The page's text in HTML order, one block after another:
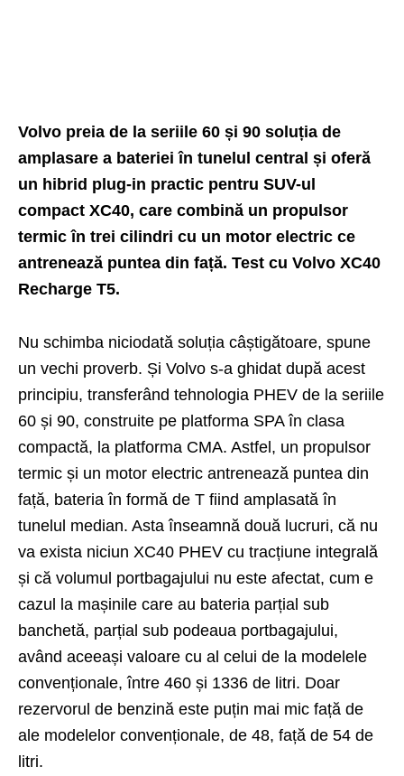
Volvo preia de la seriile 60 și 90 soluția de
amplasare a bateriei în tunelul central și oferă
un hibrid plug-in practic pentru SUV-ul
compact XC40, care combină un propulsor
termic în trei cilindri cu un motor electric ce
antrenează puntea din față. Test cu Volvo XC40
Recharge T5.
Nu schimba niciodată soluția câștigătoare, spune
un vechi proverb. Și Volvo s-a ghidat după acest
principiu, transferând tehnologia PHEV de la seriile
60 și 90, construite pe platforma SPA în clasa
compactă, la platforma CMA. Astfel, un propulsor
termic și un motor electric antrenează puntea din
față, bateria în formă de T fiind amplasată în
tunelul median. Asta înseamnă două lucruri, că nu
va exista niciun XC40 PHEV cu tracțiune integrală
și că volumul portbagajului nu este afectat, cum e
cazul la mașinile care au bateria parțial sub
banchetă, parțial sub podeaua portbagajului,
având aceeași valoare cu al celui de la modelele
convenționale, între 460 și 1336 de litri. Doar
rezervorul de benzină este puțin mai mic față de
ale modelelor convenționale, de 48, față de 54 de
litri.